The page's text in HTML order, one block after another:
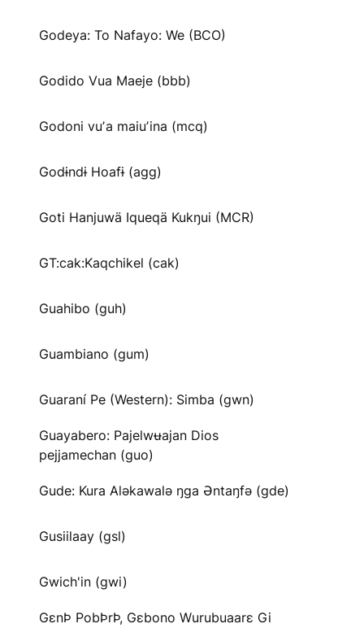
Godeya: To Nafayo: We (BCO)
Godido Vua Maeje (bbb)
Godoni vuʼa maiuʼina (mcq)
Godɨndɨ Hoafɨ (agg)
Goti Hanjuwä Iqueqä Kukŋui (MCR)
GT:cak:Kaqchikel (cak)
Guahibo (guh)
Guambiano (gum)
Guaraní Pe (Western): Simba (gwn)
Guayabero: Pajelwʉajan Dios
pejjamechan (guo)
Gude: Kura Aləkawalə ŋga Əntaŋfə (gde)
Gusiilaay (gsl)
Gwich'in (gwi)
GɛnÞ PobÞrÞ, Gɛbono Wurubuaarɛ Gi